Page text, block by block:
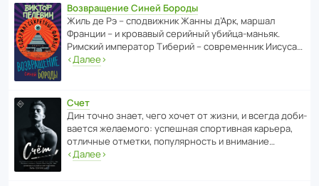
Возвращение Синей Бороды
Жиль де Рэ – спод­ви­жник Жанны д’Арк, маршал
Франции – и кровавый серийный убийца-маньяк.
Римский импе­ратор Тиберий – совре­менник Иисуса…
‹Далее›
Счет
Дин точно знает, чего хочет от жизни, и всегда доби­
ва­ется жела­е­мого: успе­шная спор­ти­вная карьера,
отли­чные отметки, попу­ля­р­ность и внимание…
‹Далее›